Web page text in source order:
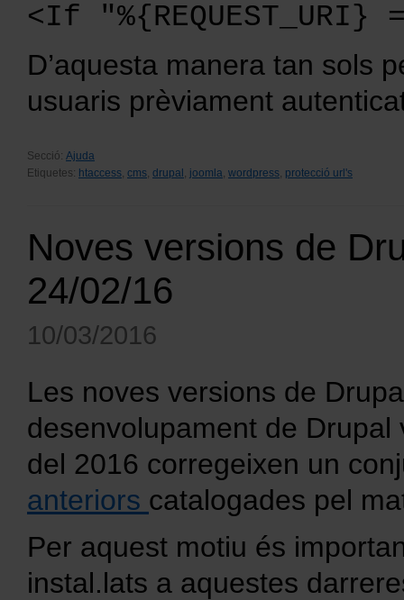
<If
D’aquesta manera tan sols
usuaris prèviament
Secció: Ajuda
Etiquetes: htaccess, cms, drupal , joomla, wordpress, protecció url's
Noves versions de
24/02/16
10/03/2016
Les noves versions de
desenvolupament de
del 2016 corregeixen un
anteriors catalogades pel
Per aquest motiu és
instal.lats a aquestes